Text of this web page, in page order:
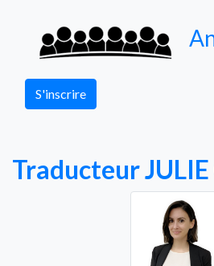
S'inscrire
Traducteur JULIE